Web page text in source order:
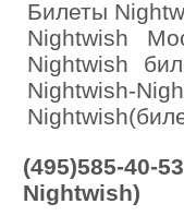
Билеты
Nightwish
Nightwish
Nightwish-
(495)585-40-
Nightwish)